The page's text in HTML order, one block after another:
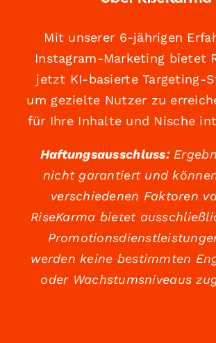
Mit unserer 6-jährigen
Instagram-Marketing bietet
jetzt KI-basierte Targeting-
um gezielte Nutzer zu
für Ihre Inhalte und Nische
Haftungsausschluss:
nicht garantiert und
verschiedenen Faktoren
RiseKarma bietet
werden keine bestimmten
oder Wachstumsniveaus